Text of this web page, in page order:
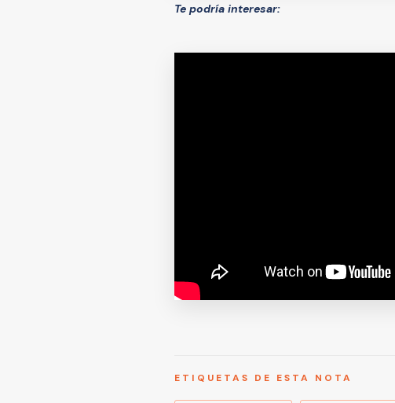
Te podría interesar:
ETIQUETAS DE ESTA NOTA